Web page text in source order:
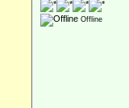
Offline